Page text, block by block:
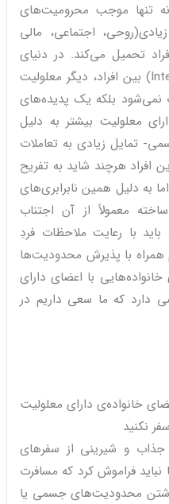
تنها موجب محرومیت‌های
اجتماعی، مالی
تحمیل می‌کند. در دنیای
امروز با افزایش تعاملات (Interaction) بین افراد، دیگر معلولیت
بلکه یک پدیده‌های
معلولیت بیشتر به دلیل
تمایل زیادی به تعاملات
افراد هرچند شاید به تفریح
به دلیل همین نابرابری‌های
معمولاً از آن اجتناب
باید با رعایت ملاحظات فردِ
همراه با پذیرش محدودیت‌ها
با اعضای دارای
دارد که ما سعی داریم در
نکنید
جذاب و شیرینی از سفرهای
نباید فراموش کرد که مسافرت
داشتن محدودیت‌های جسمی یا